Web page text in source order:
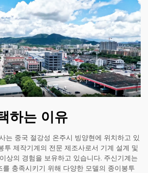
하는 이유
는 중국 절강성 온주시 빙양현에 위치하고 있
투 제작기계의 전문 제조사로서 기계 설계 및
상의 경험을 보유하고 있습니다. 주신기계는
를 충족시키기 위해 다양한 모델의 종이봉투